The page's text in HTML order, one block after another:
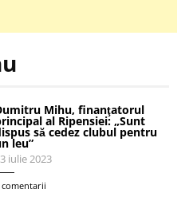
Mihu, finanţatorul
al Ripensiei: „Sunt
să cedez clubul pentru
leu”
iulie 2023
comentarii